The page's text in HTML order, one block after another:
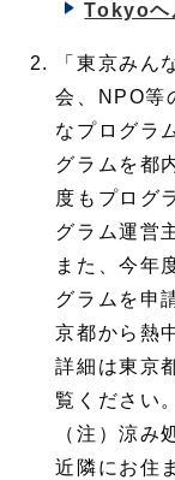
Tokyoヘ
「東京みん
会、NPO等
なプログラ
グラムを都
度もプログ
グラム運営
また、今年
グラムを申
京都から熱
詳細は東京
覧ください。
（注）涼み
近隣にお住